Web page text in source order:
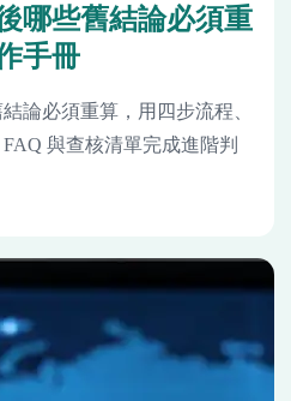
哪些舊結論必須重
手冊
論必須重算，用四步流程、
與查核清單完成進階判